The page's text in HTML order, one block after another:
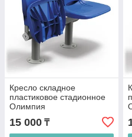
Кресло складное
пластиковое стадионное
Олимпия
15 000 ₸